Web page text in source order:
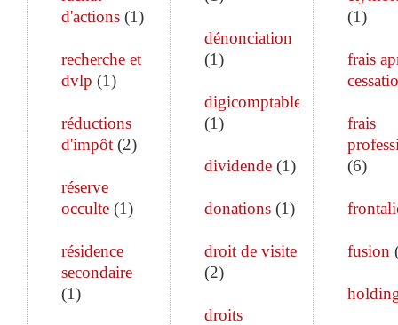
d'actions (1)
recherche et
dvlp (1)
réductions
d'impôt (2)
réserve
occulte (1)
résidence
secondaire
(1)
dénonciation
(1)
digicomptable
(1)
dividende(1)
donations(1)
droit de visite
(2)
droits
(1)
frais
frais
(6)
fusion